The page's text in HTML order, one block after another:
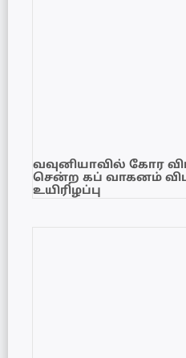
வவுனியாவில் கோர
சென்ற கப் வாகனம்
உயிரிழப்பு